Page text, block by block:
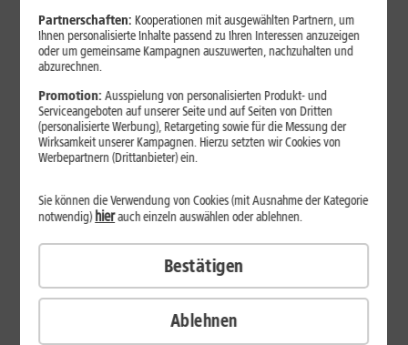
Produktdatenblatt
49,
99
Smartphone wählen
Partnerschaften: Kooperationen mit ausgewählten Partnern, um
Ihnen personalisierte Inhalte passend zu Ihren Interessen anzuzeigen
oder um gemeinsame Kampagnen auszuwerten, nachzuhalten und
abzurechnen.
Promotion:Ausspielung von personalisierten Produkt- und
Serviceangeboten auf unserer Seite und auf Seiten von Dritten
(personalisierte Werbung), Retargeting sowie für die Messung der
Wirksamkeit unserer Kampagnen. Hierzu setzten wir Cookies von
Werbepartnern (Drittanbieter) ein.
Ablehnen
Sie können die Verwendung von Cookies (mit Ausnahme der Kategorie
notwendig)hierauch einzeln auswählen oder ablehnen.
Bestätigen